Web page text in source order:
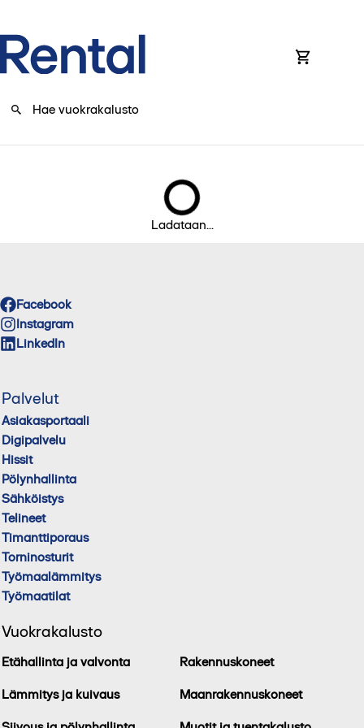
Ladataan...
Facebook
Instagram
LinkedIn
Palvelut
Asiakasportaali
Digipalvelu
Hissit
Pölynhallinta
Sähköistys
Telineet
Timanttiporaus
Torninosturit
Työmaalämmitys
Työmaatilat
Vuokrakalusto
Etähallinta ja valvonta
Lämmitys ja kuivaus
Rakennuskoneet
Maanrakennuskoneet